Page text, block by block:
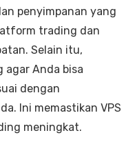
penyimpanan yang
trading dan
Selain itu,
agar Anda bisa
dengan
Ini memastikan VPS
meningkat.